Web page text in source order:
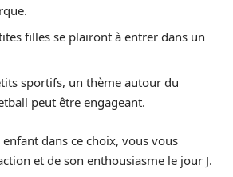
filles se plairont à entrer dans un
sportifs, un thème autour du
peut être engageant.
dans ce choix, vous vous
et de son enthousiasme le jour J.